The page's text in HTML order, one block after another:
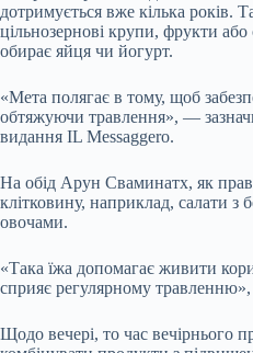
дотримується вже кілька років.
цільнозернові крупи, фрукти
обирає яйця чи йогурт.
«Мета полягає в тому, щоб
обтяжуючи травлення», —
видання IL Messaggero.
На обід Арун Сваминатх, як
клітковину, наприклад, салати з
овочами.
«Така їжа допомагає живити
сприяє регулярному
Щодо вечері, то час вечірнього